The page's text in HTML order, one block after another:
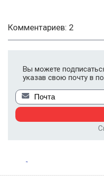
Комментариев: 2
Вы можете
указав свою почту в